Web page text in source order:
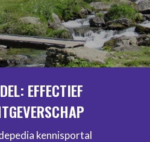
EFFECTIEF
kennisportal